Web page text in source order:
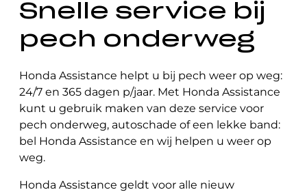
Snelle service bij
pech onderweg
Honda Assistance helpt u bij pech weer op weg:
24/7 en 365 dagen p/jaar. Met Honda Assistance
kunt u gebruik maken van deze service voor
pech onderweg, autoschade of een lekke band:
bel Honda Assistance en wij helpen u weer op
weg.
Honda Assistance geldt voor alle nieuw